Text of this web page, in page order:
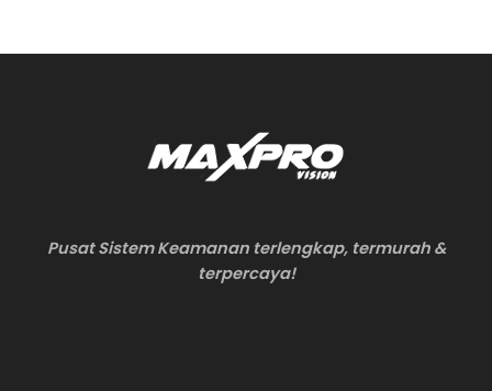
Pusat Sistem Keamanan terlengkap, termurah &
terpercaya!